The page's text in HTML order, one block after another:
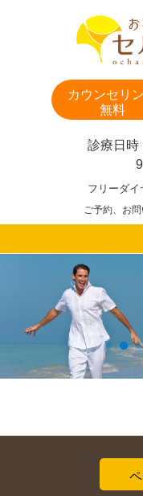
カウンセリ
無料
診療日時
フリーダイ
ご予約、お